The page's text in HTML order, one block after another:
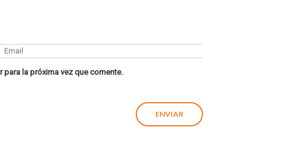
la próxima vez que comente.